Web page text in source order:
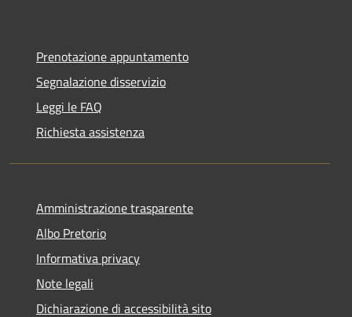
Prenotazione appuntamento
Segnalazione disservizio
Leggi le FAQ
Richiesta assistenza
Amministrazione trasparente
Albo Pretorio
Informativa privacy
Note legali
Dichiarazione di accessibilità sito